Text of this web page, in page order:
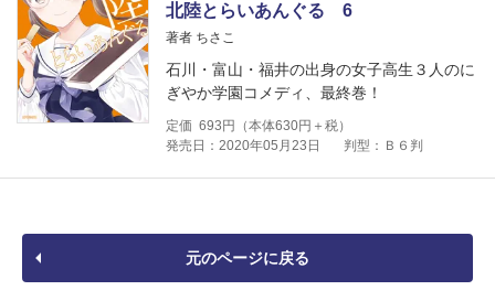
北陸とらいあんぐる 6
著者 ちさこ
石川・富山・福井の出身の女子高生３人のに
ぎやか学園コメディ、最終巻！
定価 693 円（本体630円＋税）
発売日：2020年05月23日
判型：Ｂ６判
元のページに戻る